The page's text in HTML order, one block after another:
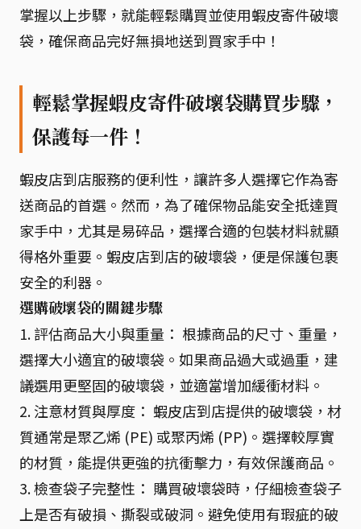
掌握以上步驟，就能輕鬆購買並使用蝦皮寄件破壞
袋，確保商品完好無損地送到買家手中！
輕鬆掌握蝦皮寄件破壞袋購買步驟，
保護每一件！
蝦皮店到店服務的便利性，讓許多人選擇它作為寄
送商品的首選。然而，為了確保物品能安全抵達買
家手中，尤其是易碎品，選擇合適的包裝材料就顯
得格外重要。蝦皮店到店的破壞袋，便是保護包裹
安全的利器。
選購破壞袋的關鍵步驟
1. 評估商品大小與重量： 根據商品的尺寸、重量，
選擇大小適宜的破壞袋。如果商品過大或過重，建
議選用更堅固的破壞袋，並適當增加緩衝材料。
2. 注意材質與厚度： 蝦皮店到店提供的破壞袋，材
質通常是聚乙烯 (PE) 或聚丙烯 (PP)。選擇較厚實
的材質，能提供更強的抗衝擊力，有效保護商品。
3. 檢查袋子完整性： 購買破壞袋時，仔細檢查袋子
上是否有破損、撕裂或破洞。避免使用有瑕疵的破